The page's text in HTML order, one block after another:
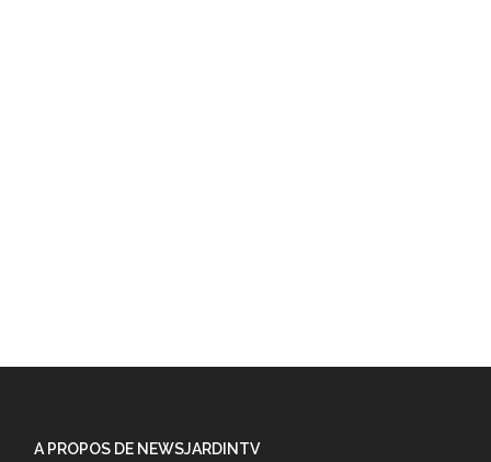
A PROPOS DE NEWSJARDINTV